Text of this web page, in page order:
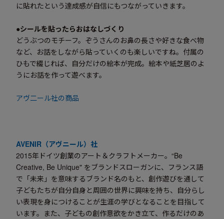
に貼れたという達成感が自信にもつながっていきます。
●シールを貼ったらおはなしづくり
どうぶつのモチーフ。ぞうさんのお鼻の長さや好きな食べ物
など、お話をしながら貼っていくのも楽しいですね。付属の
ひもで綴じれば、自分だけの絵本が完成。絵本や紙芝居のよ
うにお話を作って遊べます。
アヴ二ール社の商品
AVENIR（アヴニール）社
2015年ドイツ創業のアート＆クラフトメーカー。“Be
Creative, Be Unique" をブランドスローガンに、フランス語
で「未来」を意味するブランド名のもと、創作遊びを通して
子どもたちが自分自身と周囲の世界に興味を持ち、自分らし
い表現を身につけることが生涯の学びとなることを目指して
います。また、子どもの創作意欲をかき立て、作るだけのあ